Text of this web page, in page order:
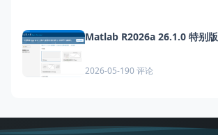
Matlab R2026a 26.1.0 特别版
2026-05-190 评论